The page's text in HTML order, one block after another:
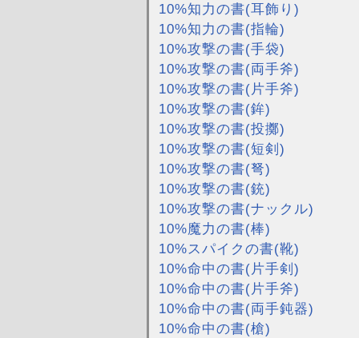
10%知力の書(耳飾り)
10%知力の書(指輪)
10%攻撃の書(手袋)
10%攻撃の書(両手斧)
10%攻撃の書(片手斧)
10%攻撃の書(鉾)
10%攻撃の書(投擲)
10%攻撃の書(短剣)
10%攻撃の書(弩)
10%攻撃の書(銃)
10%攻撃の書(ナックル)
10%魔力の書(棒)
10%スパイクの書(靴)
10%命中の書(片手剣)
10%命中の書(片手斧)
10%命中の書(両手鈍器)
10%命中の書(槍)